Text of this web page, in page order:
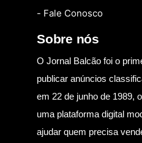
- Fale Conosco
Sobre nós
O Jornal Balcão foi o
publicar anúncios
em 22 de junho de 1989,
uma plataforma digital
ajudar quem precisa